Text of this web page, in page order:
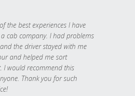
the best experiences I have
cab company. I had problems
the driver stayed with me
and helped me sort
I would recommend this
Thank you for such